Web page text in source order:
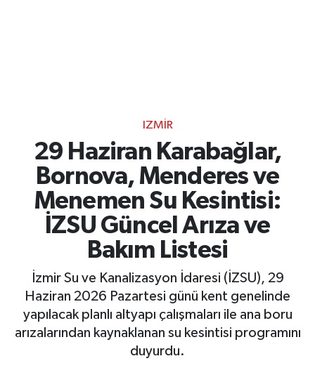
IZMIR
29 Haziran Karabağlar,
Bornova, Menderes ve
Menemen Su Kesintisi:
İZSU Güncel Arıza ve
Bakım Listesi
İzmir Su ve Kanalizasyon İdaresi (İZSU), 29
Haziran 2026 Pazartesi günü kent genelinde
yapılacak planlı altyapı çalışmaları ile ana boru
arızalarından kaynaklanan su kesintisi programını
duyurdu.